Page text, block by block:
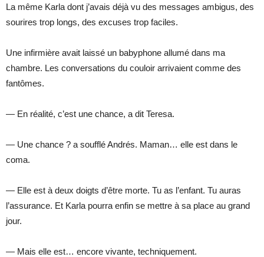
La même Karla dont j’avais déjà vu des messages ambigus, des
sourires trop longs, des excuses trop faciles.
Une infirmière avait laissé un babyphone allumé dans ma
chambre. Les conversations du couloir arrivaient comme des
fantômes.
— En réalité, c’est une chance, a dit Teresa.
— Une chance ? a soufflé Andrés. Maman… elle est dans le
coma.
— Elle est à deux doigts d’être morte. Tu as l’enfant. Tu auras
l’assurance. Et Karla pourra enfin se mettre à sa place au grand
jour.
— Mais elle est… encore vivante, techniquement.